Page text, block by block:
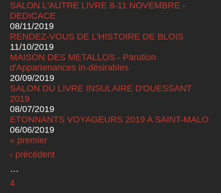
SALON L'AUTRE LIVRE 8-11 NOVEMBRE -
DEDICACE
08/11/2019
RENDEZ-VOUS DE L'HISTOIRE DE BLOIS
11/10/2019
MAISON DES METALLOS - Parution
d'Appartenances in-désirables
20/09/2019
SALON DU LIVRE INSULAIRE D'OUESSANT
2019
08/07/2019
ETONNANTS VOYAGEURS 2019 A SAINT-MALO
06/06/2019
Pages
« premier
‹ précédent
…
4